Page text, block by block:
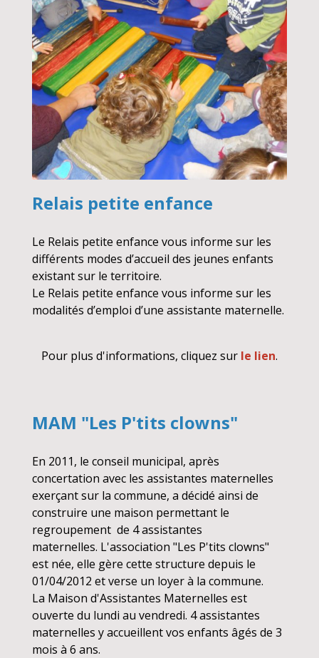
Relais petite enfance
Le Relais petite enfance vous informe sur les
différents modes d’accueil des jeunes enfants
existant sur le territoire.
Le Relais petite enfance vous informe sur les
modalités d’emploi d’une assistante maternelle.
Pour plus d'informations, cliquez sur le lien.
MAM "Les P'tits clowns"
En 2011, le conseil municipal, après
concertation avec les assistantes maternelles
exerçant sur la commune, a décidé ainsi de
construire une maison permettant le
regroupement de 4 assistantes
maternelles. L'association "Les P'tits clowns"
est née, elle gère cette structure depuis le
01/04/2012 et verse un loyer à la commune.
La Maison d'Assistantes Maternelles est
ouverte du lundi au vendredi. 4 assistantes
maternelles y accueillent vos enfants âgés de 3
mois à 6 ans.